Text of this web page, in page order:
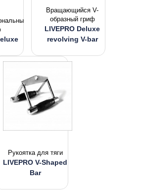
Вращающийся V-
образный гриф
LIVEPRO Deluxe
revolving V-bar
Рукоятка для тяги
LIVEPRO V-Shaped
Bar